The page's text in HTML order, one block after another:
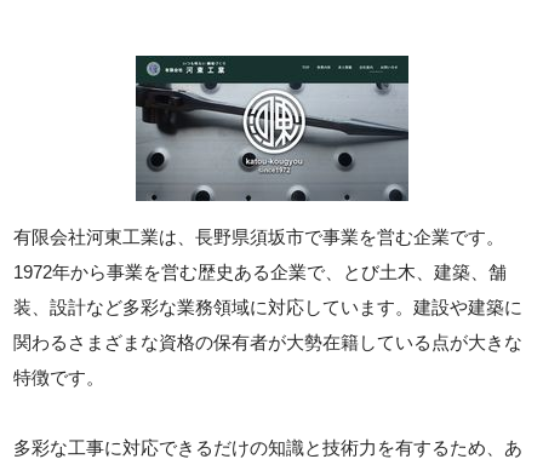
有限会社河東工業は、長野県須坂市で事業を営む企業です。
1972年から事業を営む歴史ある企業で、とび土木、建築、舗
装、設計など多彩な業務領域に対応しています。建設や建築に
関わるさまざまな資格の保有者が大勢在籍している点が大きな
特徴です。
多彩な工事に対応できるだけの知識と技術力を有するため、あ